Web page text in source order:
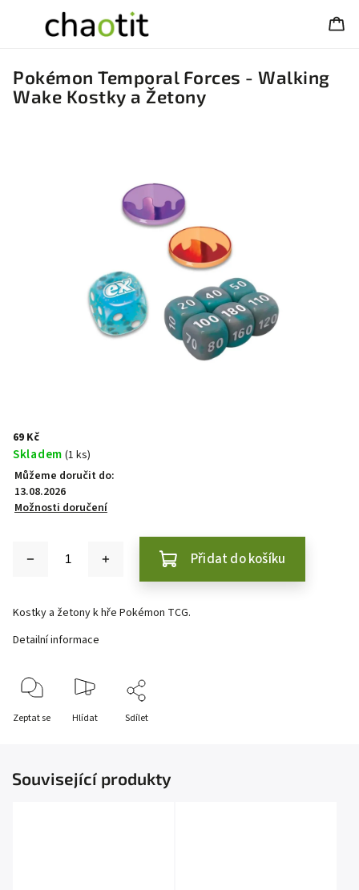
Pokémon Temporal Forces - Walking
Wake Kostky a Žetony
69 Kč
Skladem (1 ks)
Můžeme doručit do:
13.08.2026
Možnosti doručení
Přidat do košíku
Kostky a žetony k hře Pokémon TCG.
Detailní informace
Zeptat se Hlídat Sdílet
Související produkty